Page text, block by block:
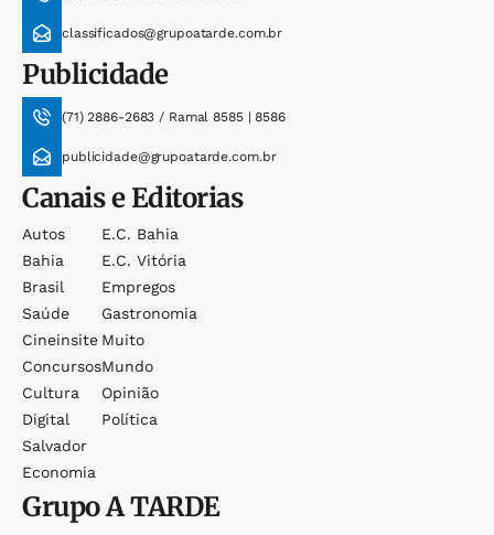
classificados@grupoatarde.com.br
Publicidade
(71) 2886-2683 / Ramal 8585 | 8586
publicidade@grupoatarde.com.br
Canais e Editorias
Autos
Bahia
Brasil
Saúde
Cineinsite
Concursos
Cultura
Digital
Salvador
Economia
E.c. Bahia
E.c. Vitória
Empregos
Gastronomia
Muito
Mundo
Opinião
Política
GrupoA TARDE